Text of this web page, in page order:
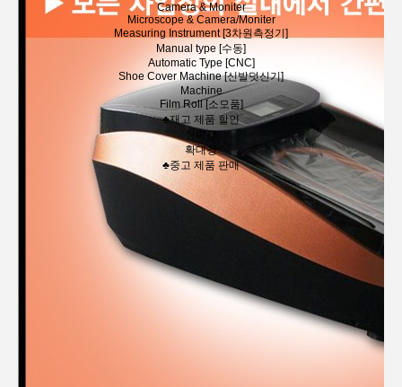
Camera & Moniter
Microscope & Camera/Moniter
Measuring Instrument [3차원측정기]
Manual type [수동]
Automatic Type [CNC]
Shoe Cover Machine [신발덧신기]
Machine
Film Roll [소모품]
♣재고 제품 할인
현미경
확대경
♣중고 제품 판매